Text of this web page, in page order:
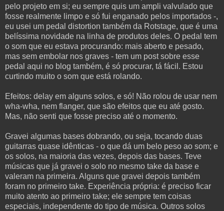
pelo projeto em si; eu sempre quis um ampli valvulado que
fosse realmente limpo e só fui enganado pelos importados -,
eu usei um pedal distortion também da Rotstage, que é uma
belíssima novidade na linha de produtos deles. O pedal tem
o som que eu estava procurando: mais aberto e pesado,
mas sem embolar nos graves - tem um post sobre esse
pedal aqui no blog também, é só procurar, tá fácil. Estou
curtindo muito o som que está rolando.
Efeitos: delay em alguns solos, e só! Não rolou de usar nem
wha-wha, nem flanger, que são efeitos que eu até gosto.
Mas, não senti que fosse preciso até o momento.
Gravei algumas bases dobrando, ou seja, tocando duas
guitarras quase idênticas - o que dá um belo peso ao som; e
os solos, na maioria das vezes, depois das bases. Teve
músicas que já gravei o solo no mesmo take da base e
valeram na primeira. Alguns que gravei depois também
foram no primeiro take. Experiência própria: é preciso ficar
muito atento ao primeiro take; ele sempre tem coisas
especiais, independente do tipo de música. Outros solos